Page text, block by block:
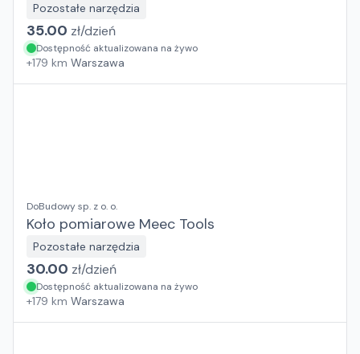
Pozostałe narzędzia
35.00 zł/dzień
Dostępność aktualizowana na żywo
+179 km Warszawa
DoBudowy sp. z o. o.
Koło pomiarowe Meec Tools
Pozostałe narzędzia
30.00 zł/dzień
Dostępność aktualizowana na żywo
+179 km Warszawa